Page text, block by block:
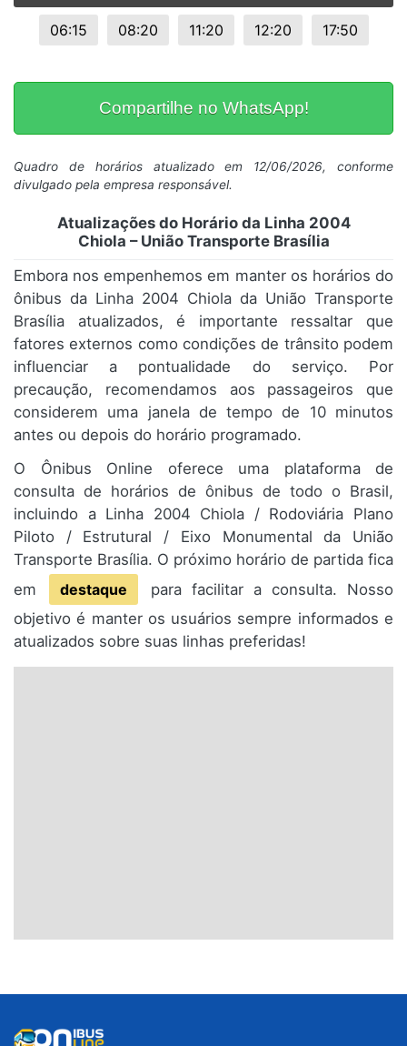
06:15 08:20 11:20 12:20 17:50
Compartilhe no WhatsApp!
Quadro de horários atualizado em 12/06/2026, conforme
divulgado pela empresa responsável.
Atualizações do Horário da Linha 2004
Chiola – União Transporte Brasília
Embora nos empenhemos em manter os horários do
ônibus da Linha 2004 Chiola da União Transporte
Brasília atualizados, é importante ressaltar que
fatores externos como condições de trânsito podem
influenciar a pontualidade do serviço. Por
precaução, recomendamos aos passageiros que
considerem uma janela de tempo de 10 minutos
antes ou depois do horário programado.
O Ônibus Online oferece uma plataforma de
consulta de horários de ônibus de todo o Brasil,
incluindo a Linha 2004 Chiola / Rodoviária Plano
Piloto / Estrutural / Eixo Monumental da União
Transporte Brasília. O próximo horário de partida fica
em
destaque
para facilitar a consulta. Nosso
objetivo é manter os usuários sempre informados e
atualizados sobre suas linhas preferidas!